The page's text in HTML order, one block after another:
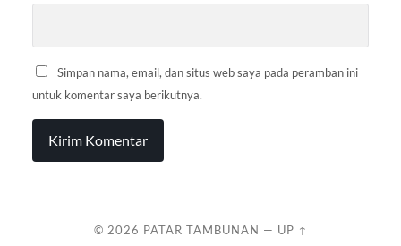
Simpan nama, email, dan situs web saya pada peramban ini
untuk komentar saya berikutnya.
© 2026 PATAR TAMBUNAN — UP ↑